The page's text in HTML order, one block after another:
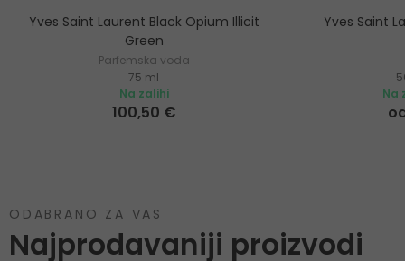
Yves Saint Laurent Black Opium Illicit
Green
Parfemska voda
75 ml
Na zalihi
100,50 €
Yves Saint
Na
ODABRANO ZA VAS
Najprodavaniji proizvodi